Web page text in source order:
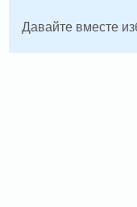
Давайте вместе